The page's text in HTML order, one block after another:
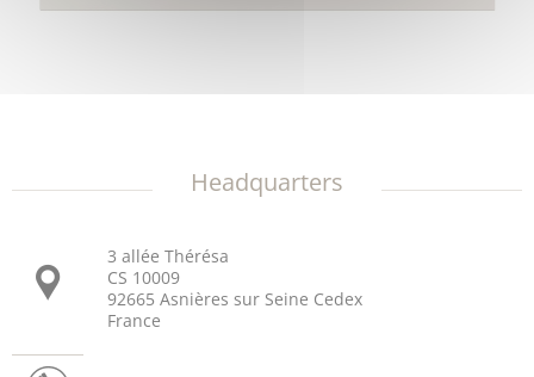
Headquarters
3 allée Thérésa
CS 10009
92665 Asnières sur Seine Cedex
France